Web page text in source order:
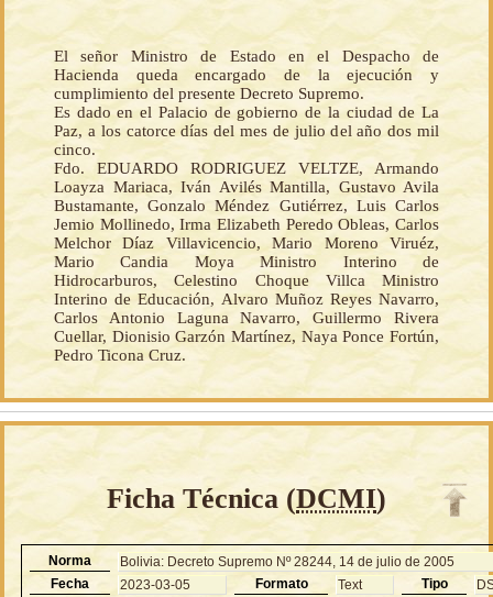
El señor Ministro de Estado en el Despacho de
Hacienda queda encargado de la ejecución y
cumplimiento del presente Decreto Supremo.
Es dado en el Palacio de gobierno de la ciudad de La
Paz, a los catorce días del mes de julio del año dos mil
cinco.
Fdo. EDUARDO RODRIGUEZ VELTZE, Armando
Loayza Mariaca, Iván Avilés Mantilla, Gustavo Avila
Bustamante, Gonzalo Méndez Gutiérrez, Luis Carlos
Jemio Mollinedo, Irma Elizabeth Peredo Obleas, Carlos
Melchor Díaz Villavicencio, Mario Moreno Viruéz,
Mario Candia Moya Ministro Interino de
Hidrocarburos, Celestino Choque Villca Ministro
Interino de Educación, Alvaro Muñoz Reyes Navarro,
Carlos Antonio Laguna Navarro, Guillermo Rivera
Cuellar, Dionisio Garzón Martínez, Naya Ponce Fortún,
Pedro Ticona Cruz.
Ficha Técnica (DCMI)
Norma
Bolivia: Decreto Supremo Nº 28244, 14 de julio de 2005
Fecha
2023-03-05 Formato Text Tipo